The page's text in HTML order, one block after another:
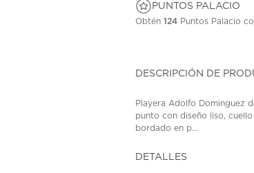
PUNTOS PALACIO
Obtén124 Puntos Palacio
DESCRIPCIÓN DE
Playera Adolfo Dominguez
punto con diseño liso,
bordado en p...
DETALLES